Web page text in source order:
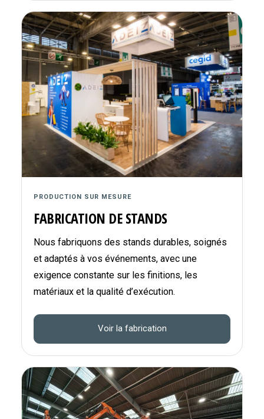
PRODUCTION SUR MESURE
FABRICATION DE STANDS
Nous fabriquons des stands durables, soignés
et adaptés à vos événements, avec une
exigence constante sur les finitions, les
matériaux et la qualité d’exécution.
Voir la fabrication